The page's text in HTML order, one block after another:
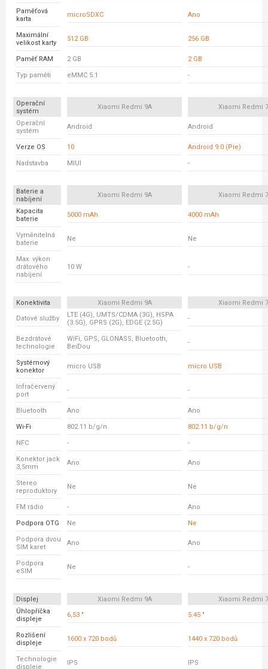
Paměťová
karta
microSDXC Ano
Maximální
velikost karty
512 GB 256 GB
Paměť RAM 2 GB 2 GB
Typ paměti eMMC 5.1 -
Operační
systém
Xiaomi Redmi 9A Xiaomi Redmi
Operační
systém
Android Android
Verze OS 10 Android 9.0 (Pie)
Nadstavba MIUI -
Baterie a
nabíjení
Xiaomi Redmi 9A Xiaomi Redmi
Kapacita
baterie
5000 mAh 4000 mAh
Vyměnitelná
baterie
Ne Ne
Max. výkon
drátového
nabíjení
10 W -
Konektivita Xiaomi Redmi 9A
Xiaomi Redmi
Datové služby
LTE (4G), UMTS/CDMA (3G), HSPA
(3.5G), GPRS (2G), EDGE (2.5G)
-
Bezdrátové
technologie
WiFi, GPS, GLONASS, Bluetooth,
BeiDou
-
Systémový
konektor
micro USB micro USB
Infračervený
port
- -
Bluetooth Ano Ano
Wi-Fi 802.11 b/g/n 802.11 b/g/n
NFC - -
Konektor jack
3,5mm
Ano Ano
Stereo
reproduktory
Ne Ne
FM rádio - Ano
Podpora OTG Ne Ne
Podpora dvou
SIM karet
Ano Ano
Podpora
eSIM
Ne -
Displej Xiaomi Redmi 9A
Xiaomi Redmi
Úhlopříčka
displeje
6,53 " 5.45 "
Rozlišení
displeje
1600 x 720 bodů 1440 x 720 bodů
Technologie
displeje
IPS IPS